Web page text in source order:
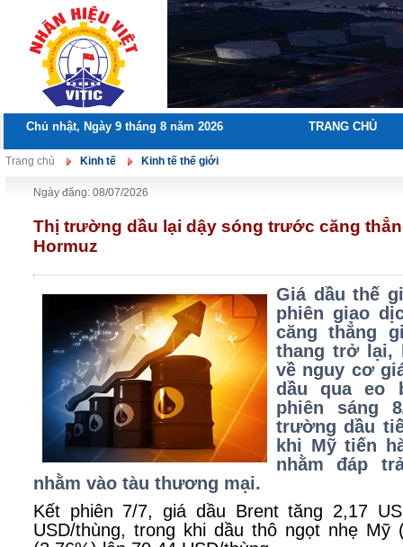
Chủ nhật, Ngày 9 tháng 8 năm 2026 TRANG CHỦ
Trang chủ Kinh tế Kinh tế thế giới
Ngày đăng: 08/07/2026
Thị trường dầu lại dậy sóng trước căng
Hormuz
Giá dầu thế
phiên giao
căng thẳng
thang trở lại,
về nguy cơ
dầu qua eo
phiên sáng
trường dầu
khi Mỹ tiến
nhằm đáp
nhằm vào tàu thương mại.
Kết phiên 7/7, giá dầu Brent tăng 2,17
USD/thùng, trong khi dầu thô ngọt nhẹ Mỹ